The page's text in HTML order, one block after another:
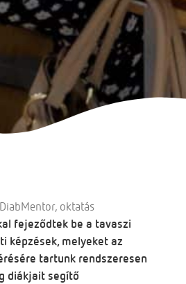
DiabMentor, oktatás
fejeződtek be a tavaszi
képzések, melyeket az
tartunk rendszeresen
diákjait segítő